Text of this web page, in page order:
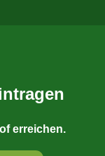
erreichen.